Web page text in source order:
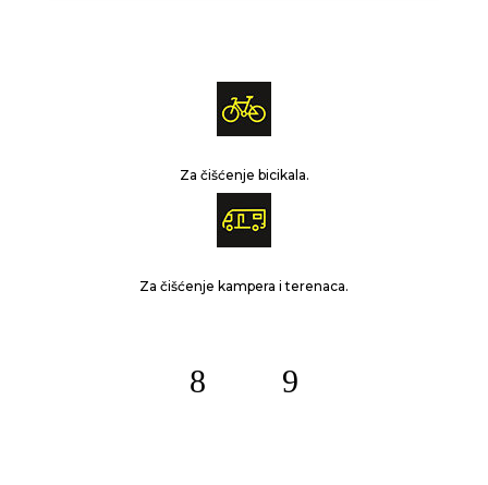
Za čišćenje bicikala.
Za čišćenje kampera i terenaca.